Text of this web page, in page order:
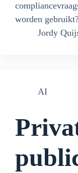
worden
Jordy
AI